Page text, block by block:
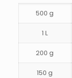
500 g
1 L
200 g
150 g